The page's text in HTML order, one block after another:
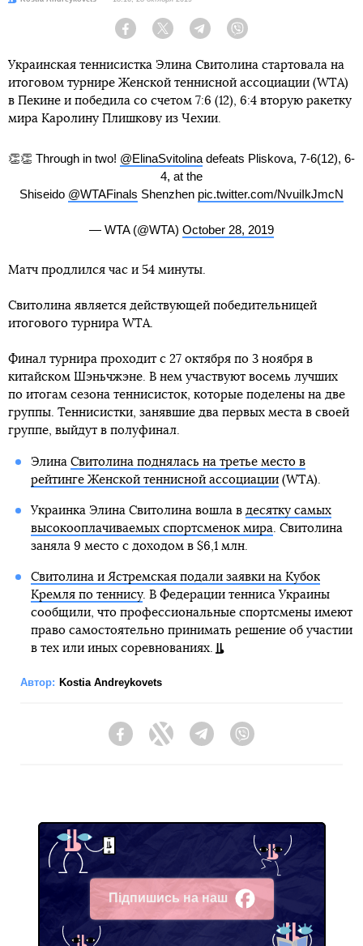
Facebook Twitter Telegram
Украинская теннисистка Элина Свитолина стартовала на
итоговом турнире Женской теннисной ассоциации (WTA)
в Пекине и победила со счетом 7:6 (12), 6:4 вторую ракетку
мира Каролину Плишкову из Чехии.
👏👏 Through in two! @ElinaSvitolinadefeats Pliskova, 7-6(12), 6-
4, at the
Shiseido @WTAFinals Shenzhen pic.twitter.com/NvuiIkJmcN
— WTA (@WTA) October 28, 2019
Матч продлился час и 54 минуты.
Свитолина является действующей победительницей
итогового турнира WTA.
Финал турнира проходит с 27 октября по 3 ноября в
китайском Шэньчжэне. В нем участвуют восемь лучших
по итогам сезона теннисисток, которые поделены на две
группы. Теннисистки, занявшие два первых места в своей
группе, выйдут в полуфинал.
Элина Свитолина поднялась на третье место в
рейтинге Женской теннисной ассоциации(WTA).
Украинка Элина Свитолина вошла в десятку самых
высокооплачиваемых спортсменок мира . Свитолина
заняла 9 место с доходом в $6,1 млн.
Свитолина и Ястремская подали заявки на Кубок
Кремля по теннису. В Федерации тенниса Украины
сообщили, что профессиональные спортсмены имеют
право самостоятельно принимать решение об участии
в тех или иных соревнованиях.
Автор: Kostia Andreykovets
FacebookTwitter Telegram
Підпишись на наш
Facebook